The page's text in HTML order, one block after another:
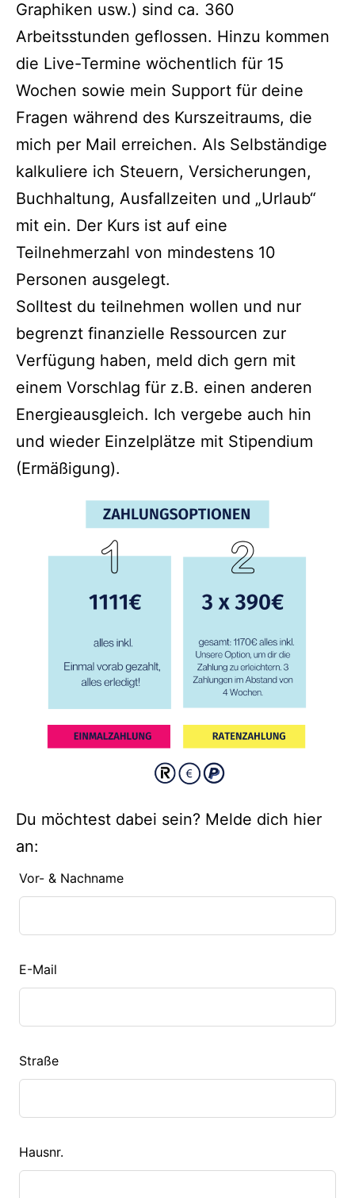
Graphiken usw.) sind ca. 360
Arbeitsstunden geflossen. Hinzu kommen
die Live-Termine wöchentlich für 15
Wochen sowie mein Support für deine
Fragen während des Kurszeitraums, die
mich per Mail erreichen. Als Selbständige
kalkuliere ich Steuern, Versicherungen,
Buchhaltung, Ausfallzeiten und „Urlaub“
mit ein. Der Kurs ist auf eine
Teilnehmerzahl von mindestens 10
Personen ausgelegt.
Solltest du teilnehmen wollen und nur
begrenzt finanzielle Ressourcen zur
Verfügung haben, meld dich gern mit
einem Vorschlag für z.B. einen anderen
Energieausgleich. Ich vergebe auch hin
und wieder Einzelplätze mit Stipendium
(Ermäßigung).
Du möchtest dabei sein? Melde dich hier
an:
Lass
dieses
Vor- & Nachname
E-Mail
Straße
Hausnr.